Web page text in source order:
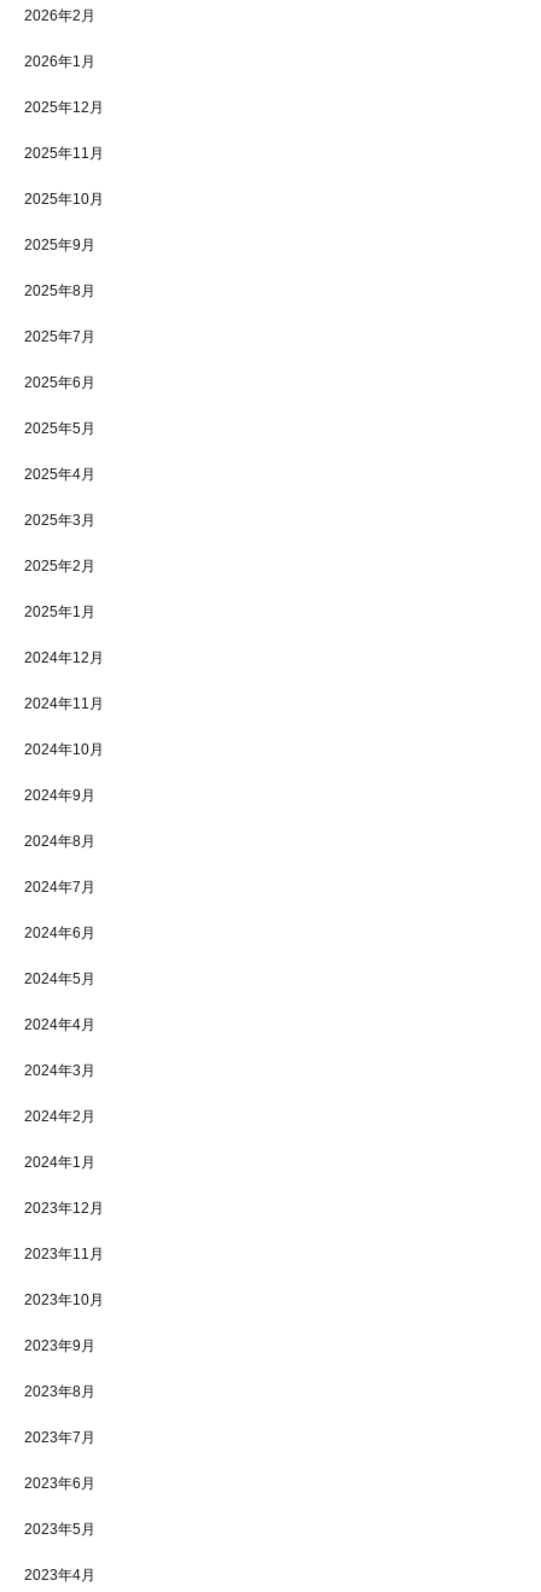
2026年2月
2026年1月
2025年12月
2025年11月
2025年10月
2025年9月
2025年8月
2025年7月
2025年6月
2025年5月
2025年4月
2025年3月
2025年2月
2025年1月
2024年12月
2024年11月
2024年10月
2024年9月
2024年8月
2024年7月
2024年6月
2024年5月
2024年4月
2024年3月
2024年2月
2024年1月
2023年12月
2023年11月
2023年10月
2023年9月
2023年8月
2023年7月
2023年6月
2023年5月
2023年4月